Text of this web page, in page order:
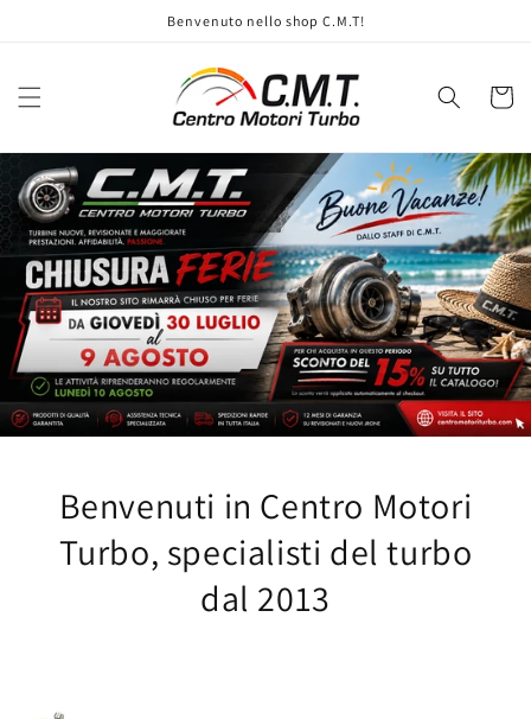
Benvenuto nello shop C.M.T!
Carrello
Benvenuti in Centro Motori
Turbo, specialisti del turbo
dal 2013